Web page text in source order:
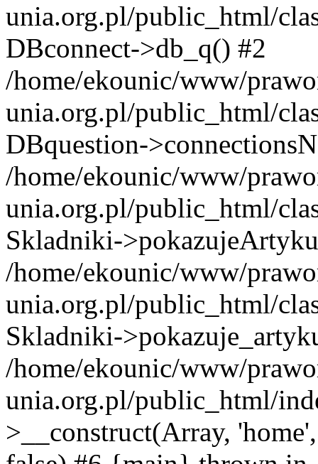
unia.org.pl/public_html/
DBconnect->db_q() #2
/home/ekounic/www/
unia.org.pl/public_html/
DBquestion-
/home/ekounic/www/
unia.org.pl/public_html/
Skladniki-
/home/ekounic/www/
unia.org.pl/public_html/
Skladniki-
/home/ekounic/www/
unia.org.pl/public_html/
>__construct(Array,